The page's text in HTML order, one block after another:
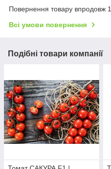
Повернення товару впродовж
Всі умови повернення
Подібні товари компанії